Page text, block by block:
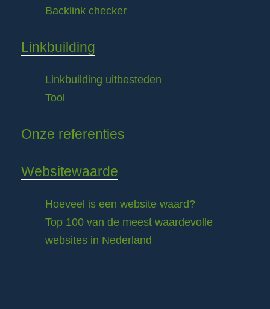
Backlink checker
Linkbuilding
Linkbuilding uitbesteden
Tool
Onze referenties
Websitewaarde
Hoeveel is een website waard?
Top 100 van de meest waardevolle
websites in Nederland